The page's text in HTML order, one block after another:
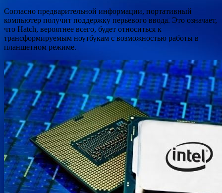
Согласно предварительной информации, портативный
компьютер получит поддержку перьевого ввода. Это означает,
что Hatch, вероятнее всего, будет относиться к
трансформируемым ноутбукам с возможностью работы в
планшетном режиме.